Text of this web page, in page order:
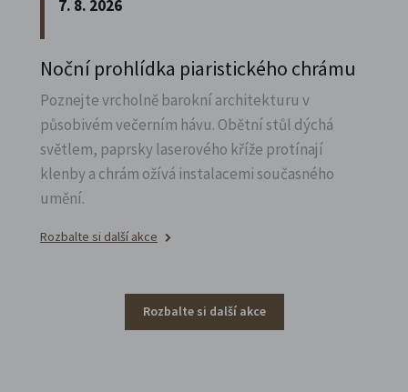
7. 8. 2026
Noční prohlídka piaristického chrámu
Poznejte vrcholně barokní architekturu v
působivém večerním hávu. Obětní stůl dýchá
světlem, paprsky laserového kříže protínají
klenby a chrám ožívá instalacemi současného
umění.
Rozbalte si další akce
Rozbalte si další akce